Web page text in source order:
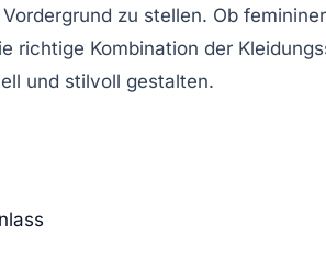
zu stellen. Ob
richtige Kombination der
und stilvoll gestalten.